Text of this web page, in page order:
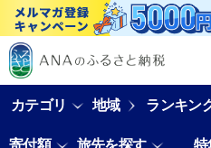
カテゴリ 地域 ランキン
寄付額 旅先を探す 特